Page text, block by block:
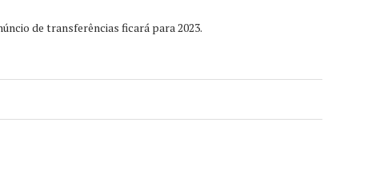
de transferências ficará para 2023.